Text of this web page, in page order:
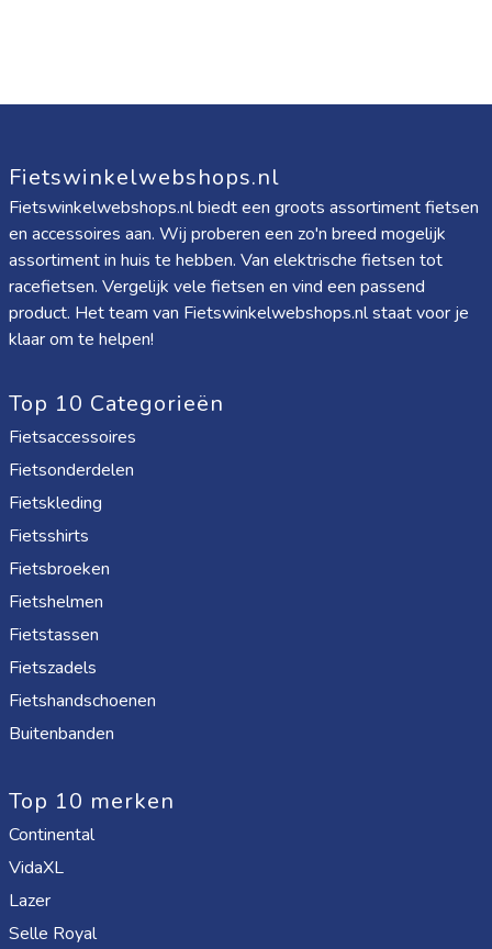
Fietswinkelwebshops.nl
Fietswinkelwebshops.nl biedt een groots assortiment fietsen
en accessoires aan. Wij proberen een zo'n breed mogelijk
assortiment in huis te hebben. Van elektrische fietsen tot
racefietsen. Vergelijk vele fietsen en vind een passend
product. Het team van Fietswinkelwebshops.nl staat voor je
klaar om te helpen!
Top 10 Categorieën
Fietsaccessoires
Fietsonderdelen
Fietskleding
Fietsshirts
Fietsbroeken
Fietshelmen
Fietstassen
Fietszadels
Fietshandschoenen
Buitenbanden
Top 10 merken
Continental
VidaXL
Lazer
Selle Royal